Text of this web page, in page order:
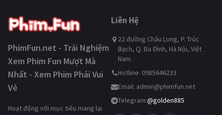
PhimFun.net - Trải Nghiệm
Xem Phim Fun Mượt Mà
Nhất - Xem Phim Phải Vui
Vẻ
Hoạt động với mục tiêu mang lại
Liên Hệ
22 đường Châu Long, P. Trúc
Bạch, Q. Ba Đình, Hà Nội, Việt
Nam
Hotline: 0985646233
Email: admin@phimfun.net
Telegram:@golden885